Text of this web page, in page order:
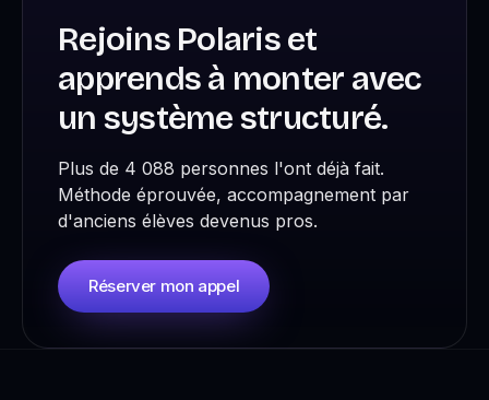
Rejoins Polaris et
apprends à monter avec
un système structuré.
Plus de 4 088 personnes l'ont déjà fait.
Méthode éprouvée, accompagnement par
d'anciens élèves devenus pros.
Réserver mon appel